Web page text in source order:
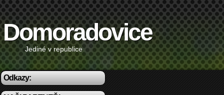
Domoradovice
Jediné v republice
Odkazy: